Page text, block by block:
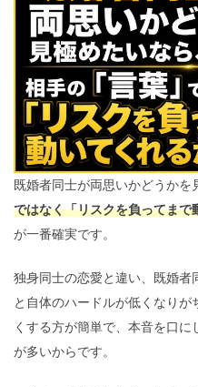
既婚者同士が両思いかどうかを
ではなく「リスクを負ってまで
が一番確実です。
独身同士の恋愛と違い、既婚者
と自体のハードルが低くなり
くする方が簡単で、本音を口
が多いからです。